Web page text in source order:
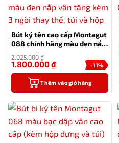
Bút ký tên cao cấp Montagut
088 chính hãng màu đen nắp
thế, túi và hộp
2.025.000₫
-11%
1.800.000₫
Thêm vào giỏ hàng